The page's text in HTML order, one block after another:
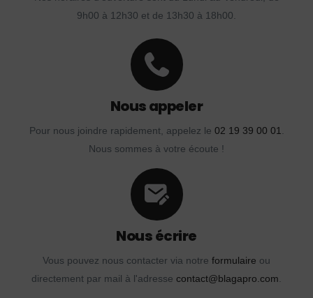
9h00 à 12h30 et de 13h30 à 18h00.
Nous appeler
Pour nous joindre rapidement, appelez le 02 19 39 00 01
Nous sommes à votre écoute !
Nous écrire
Vous pouvez nous contacter via notre formulaire ou
directement par mail à l'adresse contact@blagapro.com